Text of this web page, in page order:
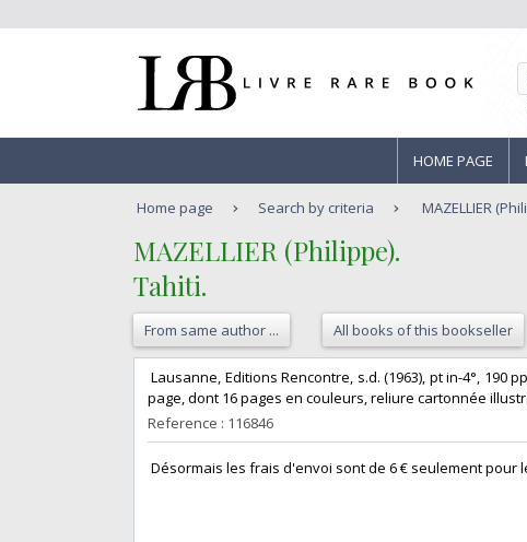
HOME PAGE
Home page Search by criteria MAZELLIER
‎MAZELLIER (Philippe).‎
‎Tahiti.‎
From same author ... All books of this bookseller
Lausanne, Editions Rencontre, s.d. (1963), pt in-4°,
page, dont 16 pages en couleurs, reliure cartonnée
Reference : 116846
Désormais les frais d'envoi sont de 6 € seulement pour